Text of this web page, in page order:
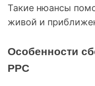
Такие нюансы
живой и
Особенности
PPC